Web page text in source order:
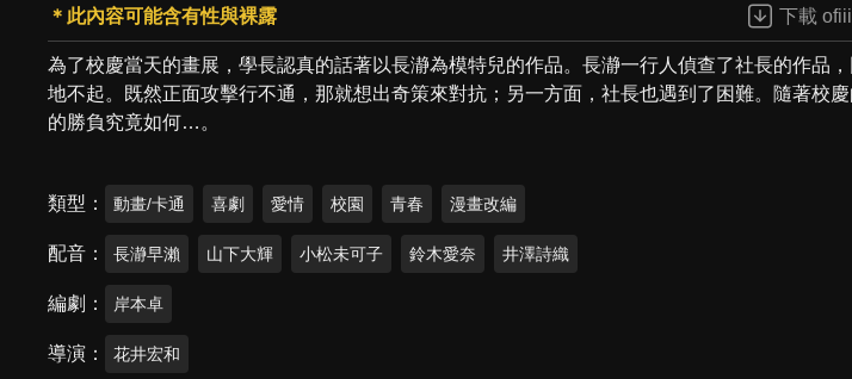
＊此內容可能含有性與裸露
下載 ofiii
為了校慶當天的畫展，學長認真的話著以長瀞為模特兒的作品。長瀞一行人偵查了社長的作品
地不起。既然正面攻擊行不通，那就想出奇策來對抗；另一方面，社長也遇到了困難。隨著校
的勝負究竟如何…。
類型 動畫/卡通 喜劇 愛情 校園 青春 漫畫改編
配音 長瀞早瀨 山下大輝 小松未可子 鈴木愛奈 井澤詩織
編劇 岸本卓
導演 花井宏和